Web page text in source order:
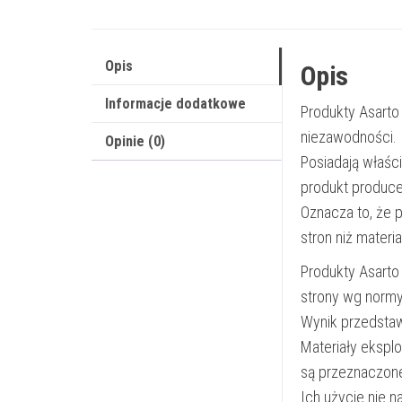
Opis
Informacje dodatkowe
Opinie (0)
Opis
Produkty
niezawodności.
Posiadają
produkt
Oznacza to, że
stron niż
Produkty
strony wg
Wynik
Materiały
są
Ich użycie nie